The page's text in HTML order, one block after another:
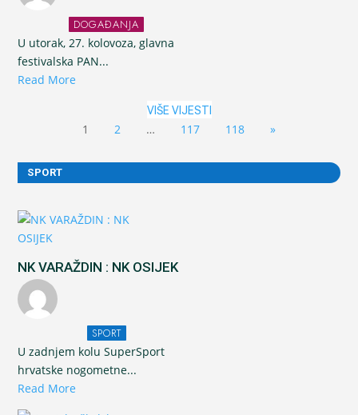
DOGAĐANJA
U utorak, 27. kolovoza, glavna
festivalska PAN...
Read More
VIŠE VIJESTI
1 2 … 117 118 »
SPORT
NK VARAŽDIN : NK OSIJEK
SPORT
U zadnjem kolu SuperSport
hrvatske nogometne...
Read More